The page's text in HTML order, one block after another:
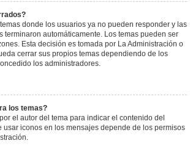
donde los usuarios ya no pueden responder y las
terminaron automáticamente. Los temas pueden ser
Esta decisión es tomada por La Administración o
cerrar sus propios temas dependiendo de los
los administradores.
los temas?
el autor del tema para indicar el contenido del
usar iconos en los mensajes depende de los permisos